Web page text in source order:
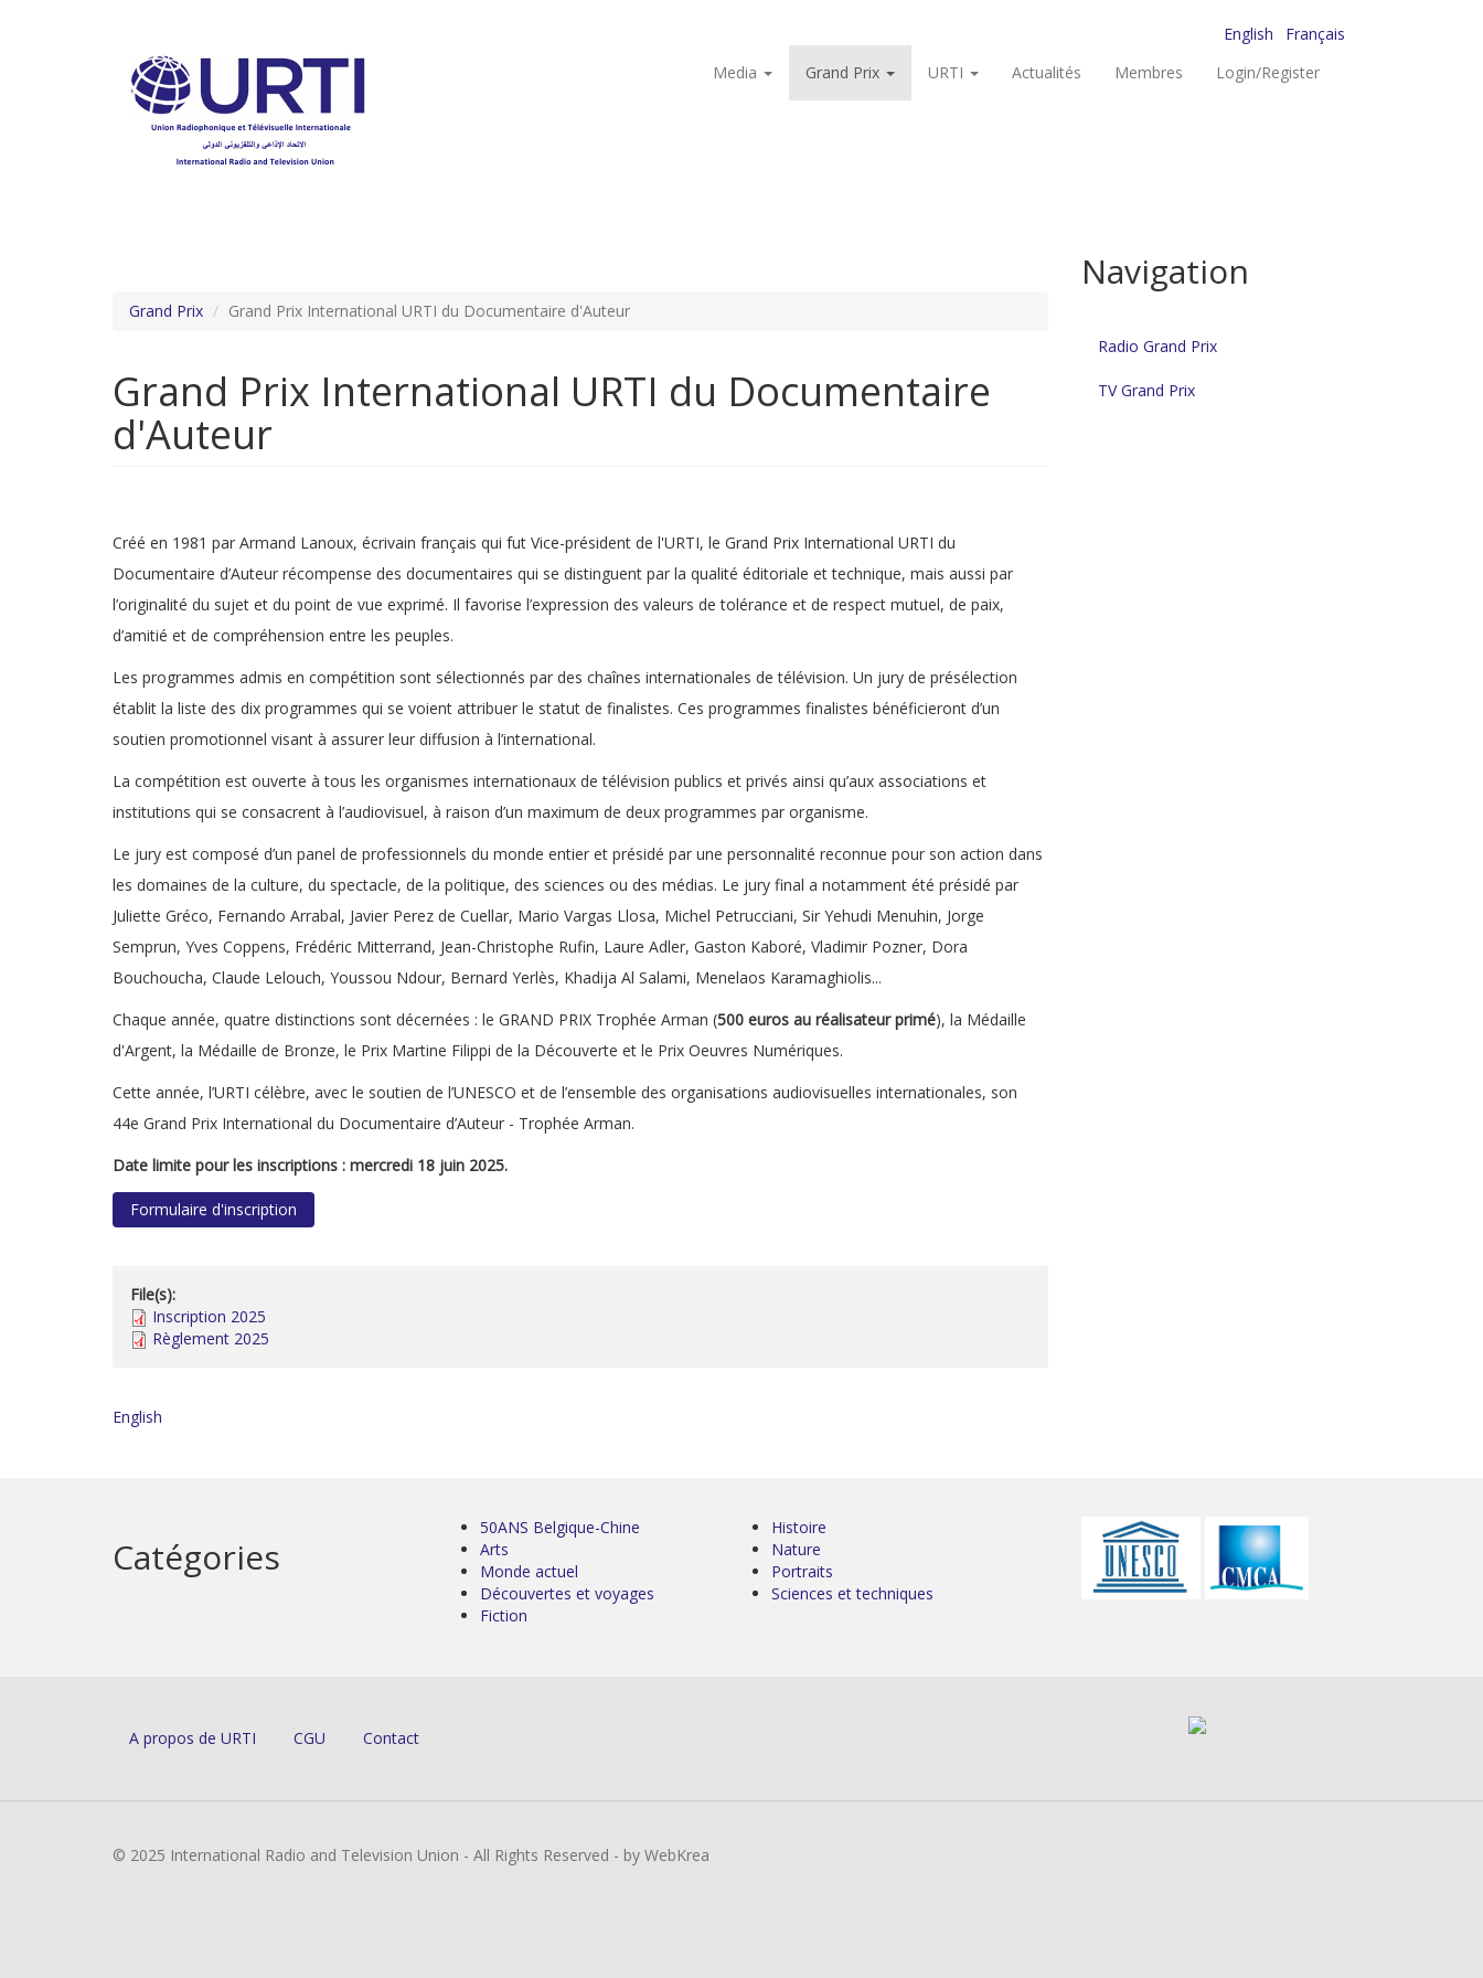
English
Français
Media
Grand Prix URTI Actualités Membres Login/Register
Grand Prix Grand Prix International URTI du Documentaire d'Auteur
Grand Prix International URTI du Documentaire
d'Auteur
Créé en 1981 par Armand Lanoux, écrivain français qui fut Vice-président de l'URTI, le Grand Prix International URTI du
Documentaire d’Auteur récompense des documentaires qui se distinguent par la qualité éditoriale et technique, mais aussi par
l’originalité du sujet et du point de vue exprimé. Il favorise l’expression des valeurs de tolérance et de respect mutuel, de paix,
d’amitié et de compréhension entre les peuples.
Les programmes admis en compétition sont sélectionnés par des chaînes internationales de télévision. Un jury de présélection
établit la liste des dix programmes qui se voient attribuer le statut de finalistes. Ces programmes finalistes bénéficieront d’un
soutien promotionnel visant à assurer leur diffusion à l’international.
La compétition est ouverte à tous les organismes internationaux de télévision publics et privés ainsi qu’aux associations et
institutions qui se consacrent à l’audiovisuel, à raison d’un maximum de deux programmes par organisme.
Le jury est composé d’un panel de professionnels du monde entier et présidé par une personnalité reconnue pour son action dans
les domaines de la culture, du spectacle, de la politique, des sciences ou des médias. Le jury final a notamment été présidé par
Juliette Gréco, Fernando Arrabal, Javier Perez de Cuellar, Mario Vargas Llosa, Michel Petrucciani, Sir Yehudi Menuhin, Jorge
Semprun, Yves Coppens, Frédéric Mitterrand, Jean-Christophe Rufin, Laure Adler, Gaston Kaboré, Vladimir Pozner, Dora
Bouchoucha, Claude Lelouch, Youssou Ndour, Bernard Yerlès, Khadija Al Salami, Menelaos Karamaghiolis...
Chaque année, quatre distinctions sont décernées : le GRAND PRIX Trophée Arman (500 euros au réalisateur primé), la Médaille
d'Argent, la Médaille de Bronze, le Prix Martine Filippi de la Découverte et le Prix Oeuvres Numériques.
Cette année, l’URTI célèbre, avec le soutien de l’UNESCO et de l’ensemble des organisations audiovisuelles internationales, son
44e Grand Prix International du Documentaire d’Auteur - Trophée Arman.
Date limite pour les inscriptions : mercredi 18 juin 2025.
Formulaire d'inscription
File(s):
Inscription 2025
Règlement 2025
English
Navigation
Radio Grand Prix
TV Grand Prix
Catégories
50ANS Belgique-Chine
Arts
Monde actuel
Découvertes et voyages
Fiction
Histoire
Nature
Portraits
Sciences et techniques
A propos de URTI CGU Contact
© 2025 International Radio and Television Union - All Rights Reserved - by WebKrea